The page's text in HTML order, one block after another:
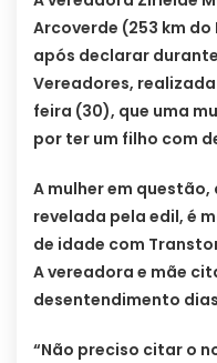
Arcoverde (253 km
após declarar
Vereadores,
feira (30), que uma
por ter um filho com
A mulher em
revelada pela edil, é
de idade com
A vereadora e mãe
desentendimento
“Não preciso citar o